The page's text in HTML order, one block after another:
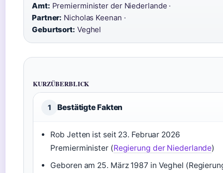
Amt: Premierminister der Niederlande ·
Partner: Nicholas Keenan ·
Geburtsort: Veghel
KURZÜBERBLICK
1 Bestätigte Fakten
Rob Jetten ist seit 23. Februar 2026
Premierminister (Regierung der Niederlande)
Geboren am 25. März 1987 in Veghel